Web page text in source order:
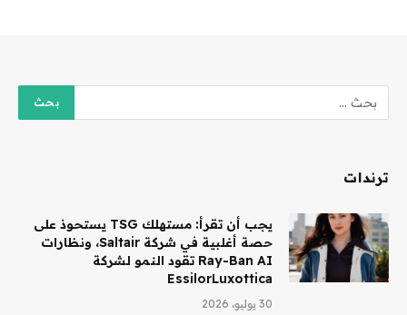
ترندات
يجب أن تقرأ: مستهلك TSG يستحوذ على
حصة أغلبية في شركة Saltair، ونظارات
Ray-Ban AI تقود النمو لشركة
EssilorLuxottica
30 يوليو، 2026